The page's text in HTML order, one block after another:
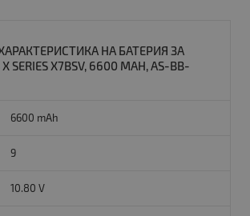
НА БАТЕРИЯ ЗА
SERIES X7BSV, 6600 MAH, AS-BB-
6600 mAh
9
10.80 V